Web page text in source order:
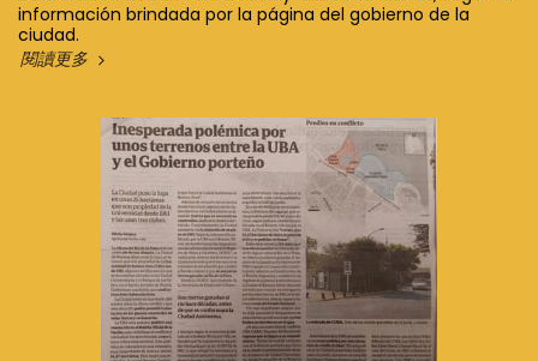
información brindada por la página del gobierno de la
ciudad.
閱讀更多